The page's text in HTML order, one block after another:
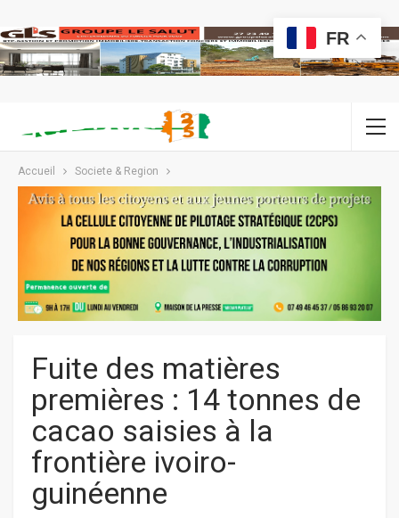
Accueil Societe & Region
Fuite des matières
premières : 14 tonnes de
cacao saisies à la
frontière ivoiro-
guinéenne
FR